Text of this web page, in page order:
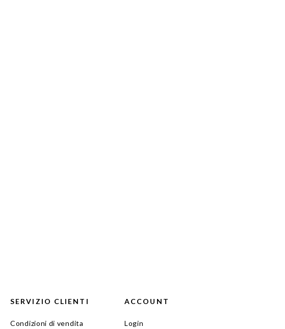
SERVIZIO CLIENTI
Condizioni di vendita
ACCOUNT
Login